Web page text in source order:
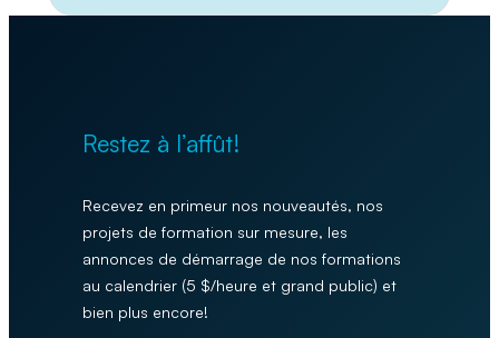
Restez à l’affût!
Recevez en primeur nos nouveautés, nos
projets de formation sur mesure, les
annonces de démarrage de nos formations
au calendrier (5 $/heure et grand public) et
bien plus encore!